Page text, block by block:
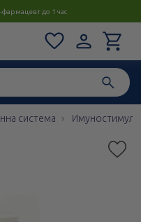
фармацевт до 1 час
система